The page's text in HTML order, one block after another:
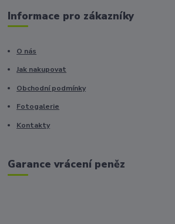
Informace pro zákazníky
O nás
Jak nakupovat
Obchodní podmínky
Fotogalerie
Kontakty
Garance vrácení peněz